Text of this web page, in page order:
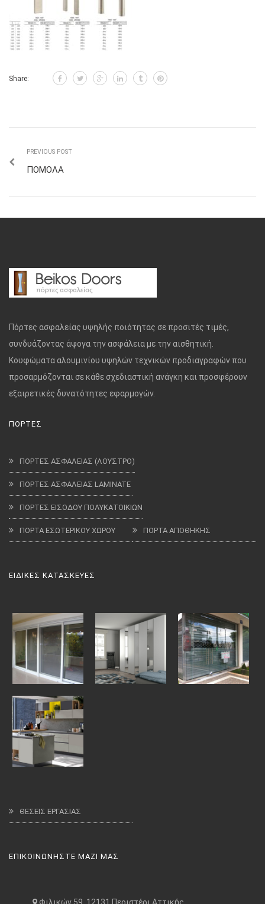
Share:
PREVIOUS POST
ΠΟΜΟΛΑ
Πόρτες ασφαλείας υψηλής ποιότητας σε προσιτές τιμές,
συνδυάζοντας άψογα την ασφάλεια με την αισθητική.
Κουφώματα αλουμινίου υψηλών τεχνικών προδιαγραφών που
προσαρμόζονται σε κάθε σχεδιαστική ανάγκη και προσφέρουν
εξαιρετικές δυνατότητες εφαρμογών.
ΠΟΡΤΕΣ
ΠΟΡΤΕΣ ΑΣΦΑΛΕΙΑΣ (ΛΟΥΣΤΡΟ)
ΠΟΡΤΕΣ ΑΣΦΑΛΕΙΑΣ LAMINATE
ΠΟΡΤΕΣ ΕΙΣΟΔΟΥ ΠΟΛΥΚΑΤΟΙΚΙΩΝ
ΠΟΡΤΑ ΕΣΩΤΕΡΙΚΟΥ ΧΩΡΟΥ ΠΟΡΤΑ ΑΠΟΘΗΚΗΣ
ΕΙΔΙΚΕΣ ΚΑΤΑΣΚΕΥΕΣ
ΘΕΣΕΙΣ ΕΡΓΑΣΙΑΣ
ΕΠΙΚΟΙΝΩΝΗΣΤΕ ΜΑΖΙ ΜΑΣ
Φιλικών 59, 12131 Περιστέρι Αττικής